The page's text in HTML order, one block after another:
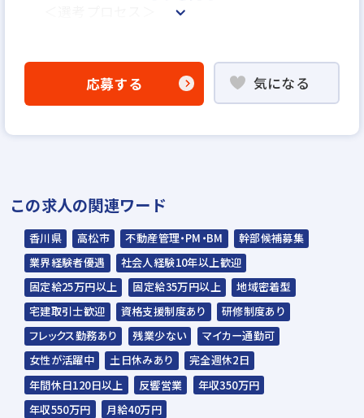
▼
WEB書類選考
▼
説明選考会（電話面談）
式会社が行います＊
スラッシュ株式会社からのご連絡をお待ち
ください。
ご連絡までに7日程度いただく場合があり
ます。予めご了承ください。
担当：スラッシュ株式会社
本社：東京都港区赤坂2-15-16 赤坂ふく
源ビル7F
応募する 気になる
この求人の関連ワード
香川県 高松市 不動産管理・PM・BM
幹部候補募集
業界経験者優遇
社会人経験10年以上歓迎
固定給25万円以上
固定給35万円以上
地域密着型
宅建取引士歓迎
資格支援制度あり
研修制度あり
フレックス勤務あり
残業少ない
マイカー通勤可
女性が活躍中
土日休みあり
完全週休2日
年間休日120日以上
反響営業
年収350万円
年収550万円
月給40万円